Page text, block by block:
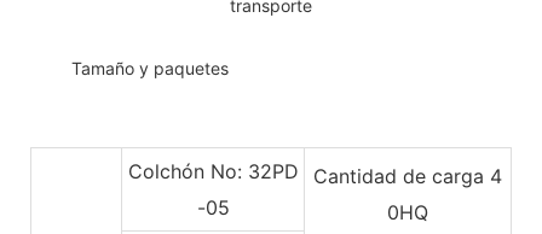
transporte
Tamaño y paquetes
Colchón No: 32PD
-05
Cantidad de carga 4
0HQ